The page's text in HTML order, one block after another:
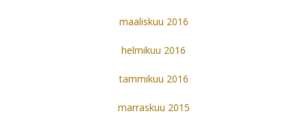
maaliskuu 2016
helmikuu 2016
tammikuu 2016
marraskuu 2015